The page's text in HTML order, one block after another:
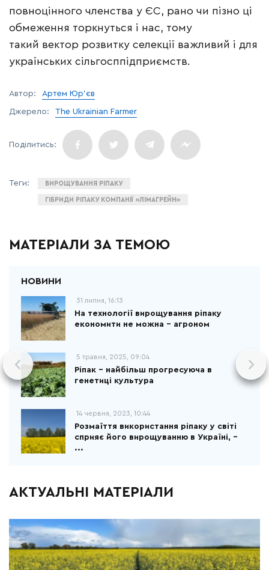
повноцінного членства у ЄС, рано чи пізно ці
обмеження торкнуться і нас, тому
такий вектор розвитку селекції важливий і для
українських сільгосппідприємств.
Автор: Артем Юр’єв
Джерело: The Ukrainian Farmer
ВИРОЩУВАННЯ РІПАКУ
ГІБРИДИ РІПАКУ КОМПАНІЇ «ЛІМАГРЕЙН»
МАТЕРІАЛИ ЗА ТЕМОЮ
31 липня, 16:13
На технології вирощування ріпаку
економити не можна – агроном
5 травня, 2025, 09:04
Ріпак - найбільш прогресуюча в
генетиці культура
14 червня, 2023, 10:44
Розмаїття використання ріпаку у світі
сприяє його вирощуванню в Україні, –
...
АКТУАЛЬНІ МАТЕРІАЛИ